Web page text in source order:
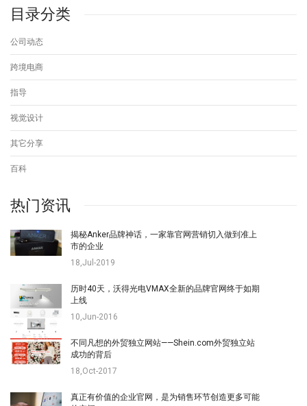
目录分类
公司动态
跨境电商
指导
视觉设计
其它分享
百科
热门资讯
揭秘Anker品牌神话，一家靠官网营销切入做到准上
市的企业
18,Jul-2019
历时40天，沃得光电VMAX全新的品牌官网终于如期
上线
10,Jun-2016
不同凡想的外贸独立网站——Shein.com外贸独立站
成功的背后
18,Oct-2017
真正有价值的企业官网，是为销售环节创造更多可能